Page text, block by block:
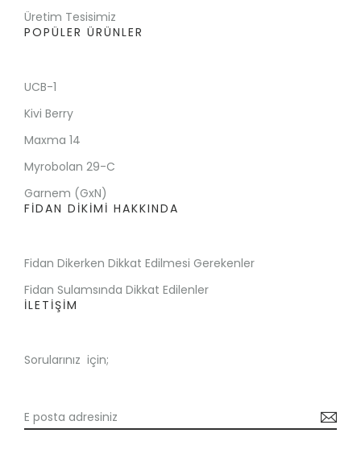
Üretim Tesisimiz
POPÜLER ÜRÜNLER
UCB-1
Kivi Berry
Maxma 14
Myrobolan 29-C
Garnem (GxN)
FİDAN DİKİMİ HAKKINDA
Fidan Dikerken Dikkat Edilmesi Gerekenler
Fidan Sulamsında Dikkat Edilenler
İLETİŞİM
Sorularınız için;